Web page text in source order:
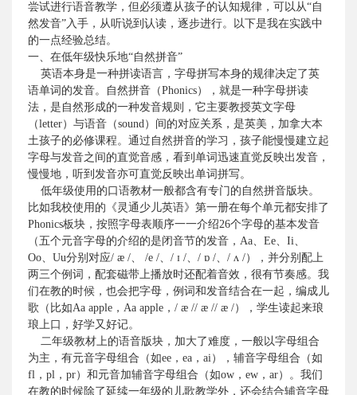
尝试进行语音教学，但必须遵从孩子的认知规律，可以从“自
然发音”入手，从听说到认读，逐步进行。以下是我在实践中
的一点经验总结。
一、在低年级快乐地“自然拼音”
英语本身是一种拼读语言，字母拼写本身的规律决定了英
语单词的发音。自然拼音（Phonics），就是一种字母拼读
法，是自然形成的一种发音规则，它主要教授英文字母
（letter）与语音（sound）间的对应关系，是英美，加拿大本
土孩子的必修课程。通过自然拼音的学习，孩子能慢慢建立起
字母与发音之间的直觉音感，看到单词迅速直觉反映出发音，
慢慢地，听到发音亦可直觉反映出单词拼写。
低年级使用的口语教材一般都含有专门的自然拼音版块。
比如我校使用的《灵通少儿英语》第一册在每个单元都安排了
Phonics板块，按照字母表顺序一一介绍26个字母的基本发音
（五个元音字母的介绍的是闭音节的发音， Aa、 Ee、 Ii、
Oo、 Uu分别对应/ æ /、 /e /、 / ɪ /、 / ɒ /、 / ʌ /），并分别配上
两三个例词，配套磁带上播放时还配着音效，很有节奏感。我
们在教的时候，也会把字母，例词和发音结合在一起，编成儿
歌（比如Aa apple ， Aa apple ， / æ // æ // æ /），学生读起来琅
琅上口，好学又好记。
二年级教材上的语音版块，加大了难度，一般以字母组合
为主，有元音字母组合（如ee ， ea ， ai），辅音字母组合（如
fl ， pl ， pr）和元音加辅音字母组合（如ow ， ew ， ar）。我们
在教的时候除了延续一年级的儿歌教学外，还会结合辅音字母